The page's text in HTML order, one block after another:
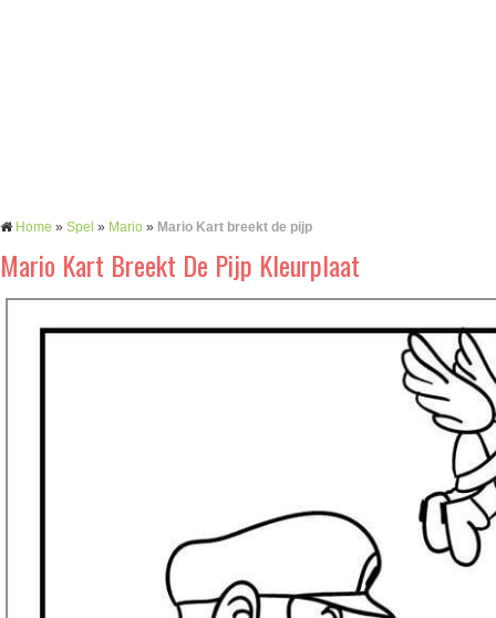
Home » Spel » Mario » Mario Kart breekt de pijp
Mario Kart Breekt De Pijp Kleurplaat